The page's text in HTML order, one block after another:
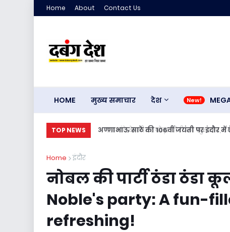
Home About Contact Us
HOME मुख्य समाचार देश
TOP NEWS
अण्णाभाऊ साठे की 106वीं जयंती पर इंदौर
Home
इंदौर
नोबल की पार्टी ठंडा
Noble's party: A fun-
refreshing!